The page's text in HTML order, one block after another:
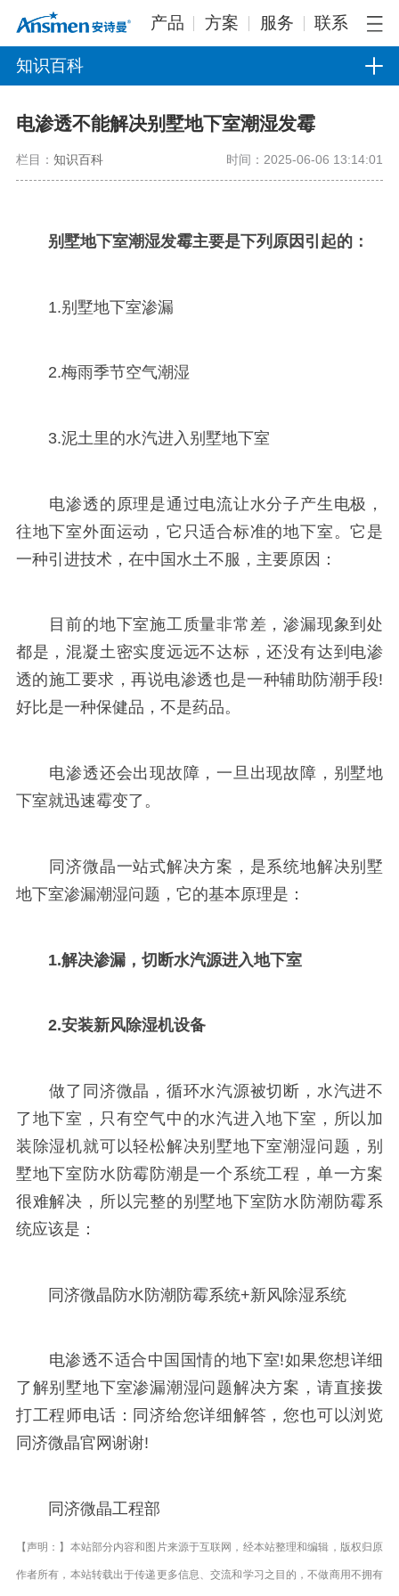
产品 方案 服务 联系
知识百科
电渗透不能解决别墅地下室潮湿发霉
栏目： 知识百科 时间：2025-06-06 13:14:01
别墅地下室潮湿发霉主要是下列原因引起的：
1.别墅地下室渗漏
2.梅雨季节空气潮湿
3.泥土里的水汽进入别墅地下室
电渗透的原理是通过电流让水分子产生电极，
往地下室外面运动，它只适合标准的地下室。它是
一种引进技术，在中国水土不服，主要原因：
目前的地下室施工质量非常差，渗漏现象到处
都是，混凝土密实度远远不达标，还没有达到电渗
透的施工要求，再说电渗透也是一种辅助防潮手段!
好比是一种保健品，不是药品。
电渗透还会出现故障，一旦出现故障，别墅地
下室就迅速霉变了。
同济微晶一站式解决方案，是系统地解决别墅
地下室渗漏潮湿问题，它的基本原理是：
1.解决渗漏，切断水汽源进入地下室
2.安装新风除湿机设备
做了同济微晶，循环水汽源被切断，水汽进不
了地下室，只有空气中的水汽进入地下室，所以加
装除湿机就可以轻松解决别墅地下室潮湿问题，别
墅地下室防水防霉防潮是一个系统工程，单一方案
很难解决，所以完整的别墅地下室防水防潮防霉系
统应该是：
同济微晶防水防潮防霉系统+新风除湿系统
电渗透不适合中国国情的地下室!如果您想详细
了解别墅地下室渗漏潮湿问题解决方案，请直接拨
打工程师电话：同济给您详细解答，您也可以浏览
同济微晶官网谢谢!
同济微晶工程部
【声明：】本站部分内容和图片来源于互联网，经本站整理和编辑，版权归原
作者所有，本站转载出于传递更多信息、交流和学习之目的，不做商用不拥有